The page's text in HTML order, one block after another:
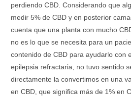
perdiendo CBD. Considerando que
medir 5% de CBD y en posterior
cuenta que una planta con mucho
no es lo que se necesita para un
contenido de CBD para ayudarlo con
epilepsia refractaria, no tuvo sentido
directamente la convertimos en una
en CBD, que significa más de 1% en